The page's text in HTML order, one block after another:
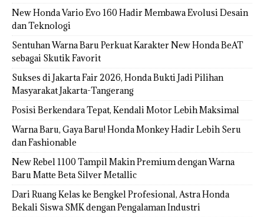
New Honda Vario Evo 160 Hadir Membawa Evolusi Desain
dan Teknologi
Sentuhan Warna Baru Perkuat Karakter New Honda BeAT
sebagai Skutik Favorit
Sukses di Jakarta Fair 2026, Honda Bukti Jadi Pilihan
Masyarakat Jakarta-Tangerang
Posisi Berkendara Tepat, Kendali Motor Lebih Maksimal
Warna Baru, Gaya Baru! Honda Monkey Hadir Lebih Seru
dan Fashionable
New Rebel 1100 Tampil Makin Premium dengan Warna
Baru Matte Beta Silver Metallic
Dari Ruang Kelas ke Bengkel Profesional, Astra Honda
Bekali Siswa SMK dengan Pengalaman Industri